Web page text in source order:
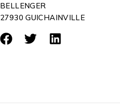
BELLENGER
27930 GUICHAINVILLE